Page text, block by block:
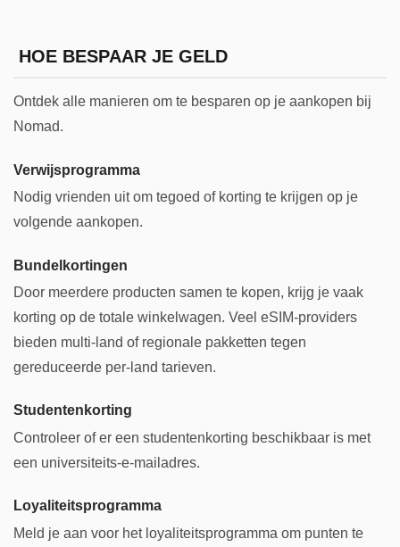
HOE BESPAAR JE GELD
Ontdek alle manieren om te besparen op je aankopen bij
Nomad.
Verwijsprogramma
Nodig vrienden uit om tegoed of korting te krijgen op je
volgende aankopen.
Bundelkortingen
Door meerdere producten samen te kopen, krijg je vaak
korting op de totale winkelwagen. Veel eSIM-providers
bieden multi-land of regionale pakketten tegen
gereduceerde per-land tarieven.
Studentenkorting
Controleer of er een studentenkorting beschikbaar is met
een universiteits-e-mailadres.
Loyaliteitsprogramma
Meld je aan voor het loyaliteitsprogramma om punten te